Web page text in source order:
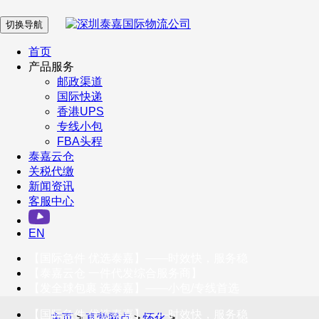
在 线 客 服
企业微信
订阅号
客户服务热线
400-098-5699
联系我们
切换导航
首页
产品服务
邮政渠道
国际快递
香港UPS
专线小包
FBA头程
泰嘉云仓
关税代缴
新闻资讯
客服中心
EN
【国际急件 优选泰嘉】——时效快，服务稳